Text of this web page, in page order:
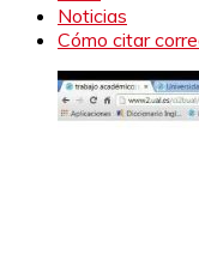
Noticias
Cómo citar